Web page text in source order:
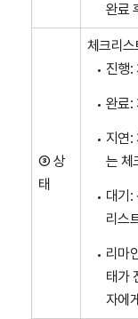
완료
③ 상
태
체크리스
진행:
완료:
지연:
는 체
대기:
리스
리마
태가
자에